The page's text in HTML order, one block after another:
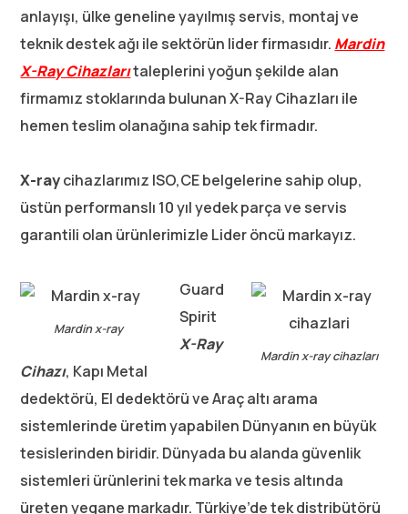
anlayışı, ülke geneline yayılmış servis, montaj ve
teknik destek ağı ile sektörün lider firmasıdır. Mardin
X-Ray Cihazlarıtaleplerini yoğun şekilde alan
firmamız stoklarında bulunan X-Ray Cihazları ile
hemen teslim olanağına sahip tek firmadır.
X-raycihazlarımız ISO,CE belgelerine sahip olup,
üstün performanslı 10 yıl yedek parça ve servis
garantili olan ürünlerimizle Lider öncü markayız.
Mardin x-ray
Mardin x-ray cihazları
Guard
Spirit
X-Ray
Cihazı, Kapı Metal
dedektörü, El dedektörü ve Araç altı arama
sistemlerinde üretim yapabilen Dünyanın en büyük
tesislerinden biridir. Dünyada bu alanda güvenlik
sistemleri ürünlerini tek marka ve tesis altında
üreten yegane markadır. Türkiye’de tek distribütörü